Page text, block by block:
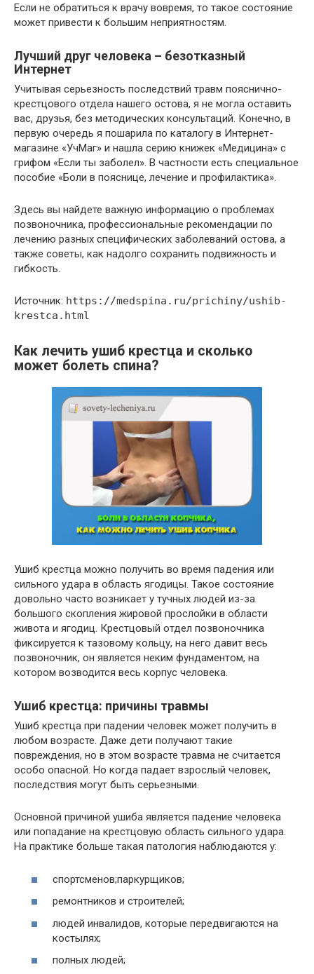
Если не обратиться к врачу вовремя, то такое состояние
может привести к большим неприятностям.
Лучший друг человека – безотказный
Интернет
Учитывая серьезность последствий травм пояснично-
крестцового отдела нашего остова, я не могла оставить
вас, друзья, без методических консультаций. Конечно, в
первую очередь я пошарила по каталогу в Интернет-
магазине «УчМаг» и нашла серию книжек «Медицина» с
грифом «Если ты заболел». В частности есть специальное
пособие «Боли в пояснице, лечение и профилактика».
Здесь вы найдете важную информацию о проблемах
позвоночника, профессиональные рекомендации по
лечению разных специфических заболеваний остова, а
также советы, как надолго сохранить подвижность и
гибкость.
Источник: https://medspina.ru/prichiny/ushib-
krestca.html
Как лечить ушиб крестца и сколько
может болеть спина?
Ушиб крестца можно получить во время падения или
сильного удара в область ягодицы. Такое состояние
довольно часто возникает у тучных людей из-за
большого скопления жировой прослойки в области
живота и ягодиц. Крестцовый отдел позвоночника
фиксируется к тазовому кольцу, на него давит весь
позвоночник, он является неким фундаментом, на
котором возводится весь корпус человека.
Ушиб крестца: причины травмы
Ушиб крестца при падении человек может получить в
любом возрасте. Даже дети получают такие
повреждения, но в этом возрасте травма не считается
особо опасной. Но когда падает взрослый человек,
последствия могут быть серьезными.
Основной причиной ушиба является падение человека
или попадание на крестцовую область сильного удара.
На практике больше такая патология наблюдаются у:
спортсменов;паркурщиков;
ремонтников и строителей;
людей инвалидов, которые передвигаются на
костылях;
полных людей;